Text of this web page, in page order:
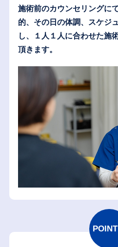
施術前のカウンセリングに
的、その日の体調、スケジ
し、１人１人に合わせた施
頂きます。
POINT